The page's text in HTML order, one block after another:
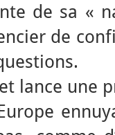
de sa «
de
lance une